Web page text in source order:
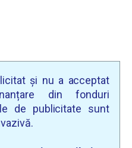
și nu a acceptat
din fonduri
de publicitate sunt